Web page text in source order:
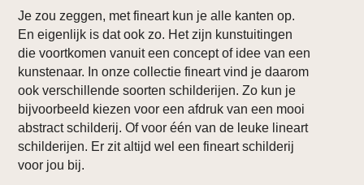
Je zou zeggen, met fineart kun je alle kanten op.
En eigenlijk is dat ook zo. Het zijn kunstuitingen
die voortkomen vanuit een concept of idee van een
kunstenaar. In onze collectie fineart vind je daarom
ook verschillende soorten schilderijen. Zo kun je
bijvoorbeeld kiezen voor een afdruk van een mooi
abstract schilderij. Of voor één van de leuke lineart
schilderijen. Er zit altijd wel een fineart schilderij
voor jou bij.